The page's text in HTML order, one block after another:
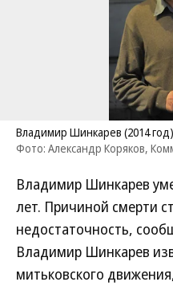
Владимир Шинкарев (2014 год)
Фото: Александр Коряков,
Владимир Шинкарев
лет. Причиной смерти
недостаточность,
Владимир Шинкарев
митьковского